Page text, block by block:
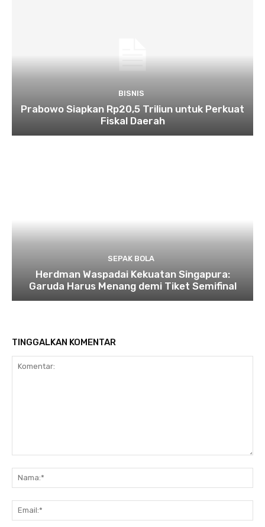
BISNIS
Prabowo Siapkan Rp20,5 Triliun untuk Perkuat
Fiskal Daerah
SEPAK BOLA
Herdman Waspadai Kekuatan Singapura:
Garuda Harus Menang demi Tiket Semifinal
TINGGALKAN KOMENTAR